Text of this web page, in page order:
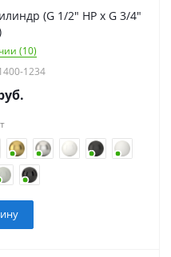
(G 1/2" НР х G 3/4"
(10)
1234